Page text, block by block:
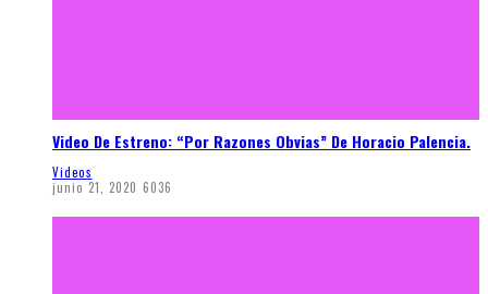
Video De Estreno: “Por Razones Obvias” De Horacio Palencia.
Videos
junio 21, 2020 6036